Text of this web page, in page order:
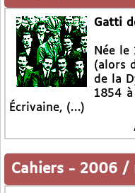
Gatti
Née
(alors
de la
1854
Écrivaine, (…)
Cahiers - 2006 /